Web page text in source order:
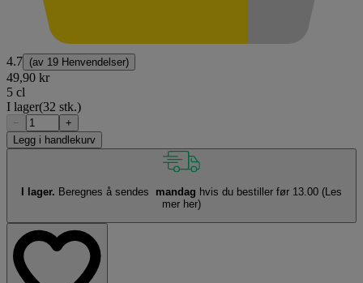
4.7 (av 19 Henvendelser)
49,90 kr
5 cl
I lager(32 stk.)
−
+
Legg i handlekurv
I lager. Beregnes å sendes mandag hvis du bestiller før 13.00 (Les
mer her)